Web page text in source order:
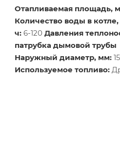
Отапливаемая площадь, м
Количество воды в котле,
ч: 6-120 Давления
патрубка дымовой трубы
Наружный диаметр, мм:
Используемое топливо: